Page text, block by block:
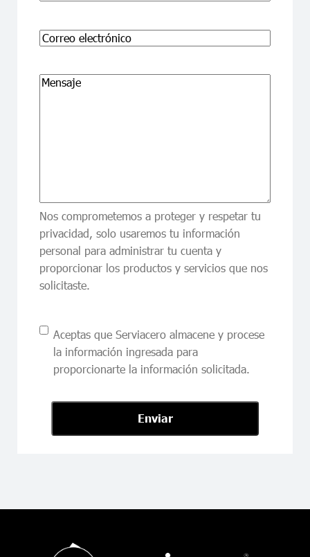
Correo
Mensaje
Nos comprometemos a proteger y respetar tu
privacidad, solo usaremos tu información
personal para administrar tu cuenta y
proporcionar los productos y servicios que nos
solicitaste.
Consent
Aceptas que Serviacero almacene y procese
la información ingresada para
proporcionarte la información solicitada.
Enviar